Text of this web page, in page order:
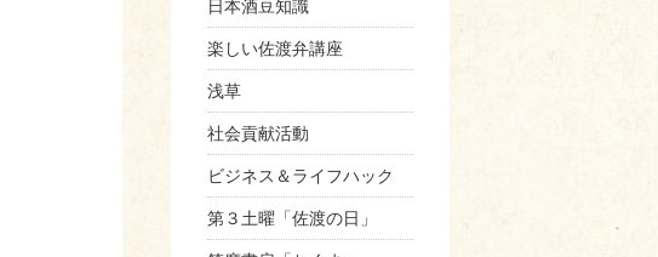
日本酒豆知識
楽しい佐渡弁講座
浅草
社会貢献活動
ビジネス＆ライフハック
第３土曜「佐渡の日」